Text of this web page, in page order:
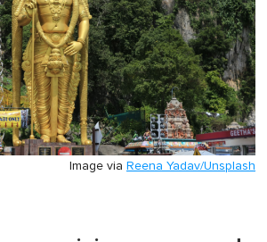
Image via Reena Yadav/Unsplash